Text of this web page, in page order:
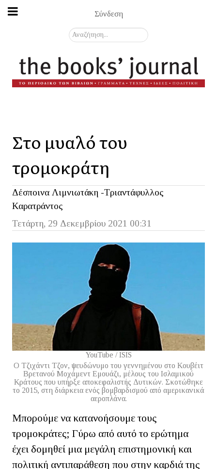
Σύνδεση
Αναζήτηση...
Στο μυαλό του
τρομοκράτη
Δέσποινα Λιμνιωτάκη -Τριαντάφυλλος
Καρατράντος
Τετάρτη, 29 Δεκεμβρίου 2021 00:31
YouTube / ISIS
Ο Τζιχάντι Τζον, ψευδώνυμο του γεννημένου στο Κουβέιτ
Βρετανού Μοχάμεντ Εμουάζι, μέλους του Ισλαμικού
Κράτους που υπήρξε αποκεφαλιστής Δυτικών. Σκοτώθηκε
το 2015, στη διάρκεια ενός βομβαρδισμού από αμερικανικά
αεροπλάνα.
Μπορούμε να κατανοήσουμε τους
τρομοκράτες; Γύρω από αυτό το ερώτημα
έχει δομηθεί μια μεγάλη επιστημονική και
πολιτική αντιπαράθεση που στην καρδιά της